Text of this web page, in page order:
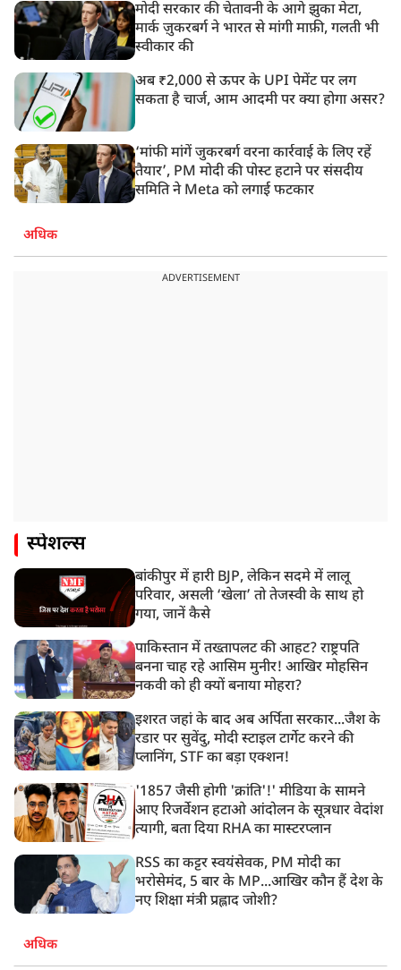
मोदी सरकार की चेतावनी के आगे झुका मेटा,
मार्क ज़ुकरबर्ग ने भारत से मांगी माफ़ी, गलती भी
स्वीकार की
अब ₹2,000 से ऊपर के UPI पेमेंट पर लग
सकता है चार्ज, आम आदमी पर क्या होगा असर?
‘मांफी मांगें जुकरबर्ग वरना कार्रवाई के लिए रहें
तैयार’, PM मोदी की पोस्ट हटाने पर संसदीय
समिति ने Meta को लगाई फटकार
अधिक
ADVERTISEMENT
स्पेशल्स
बांकीपुर में हारी BJP, लेकिन सदमे में लालू
परिवार, असली ‘खेला’ तो तेजस्वी के साथ हो
गया, जानें कैसे
पाकिस्तान में तख्तापलट की आहट? राष्ट्रपति
बनना चाह रहे आसिम मुनीर! आखिर मोहसिन
नकवी को ही क्यों बनाया मोहरा?
इशरत जहां के बाद अब अर्पिता सरकार...जैश के
रडार पर सुवेंदु, मोदी स्टाइल टार्गेट करने की
प्लानिंग, STF का बड़ा एक्शन!
'1857 जैसी होगी 'क्रांति'!' मीडिया के सामने
आए रिजर्वेशन हटाओ आंदोलन के सूत्रधार वेदांश
त्यागी, बता दिया RHA का मास्टरप्लान
RSS का कट्टर स्वयंसेवक, PM मोदी का
भरोसेमंद, 5 बार के MP...आखिर कौन हैं देश के
नए शिक्षा मंत्री प्रह्लाद जोशी?
अधिक